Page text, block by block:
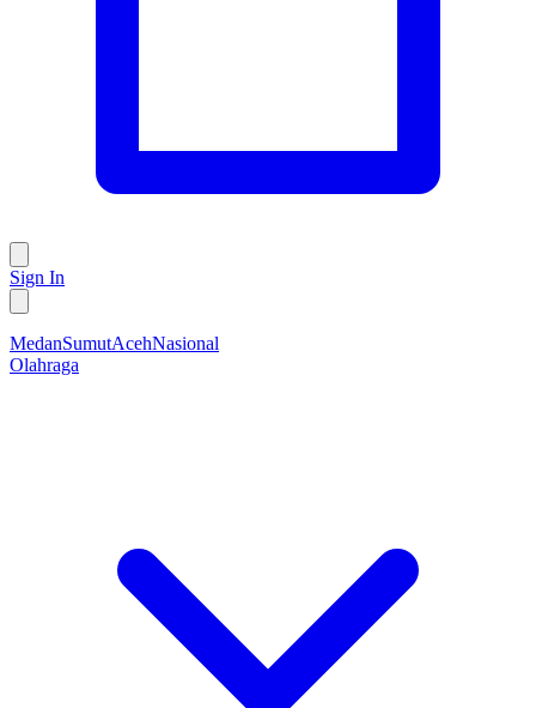
Sign In
MedanSumutAcehNasional
Olahraga